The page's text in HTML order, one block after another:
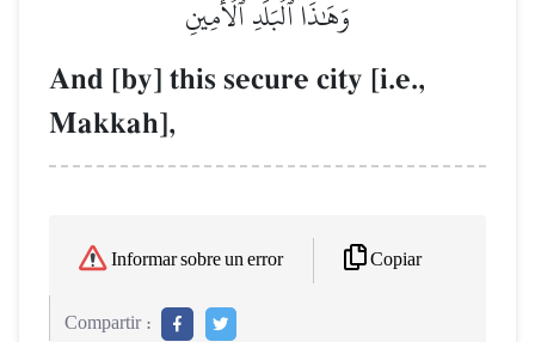
وَهَٰذَا ٱلۡبَلَدِ ٱلۡأَمِينِ
And [by] this secure city [i.e.,
Makkah],
Informar sobre un error Copiar
Compartir :